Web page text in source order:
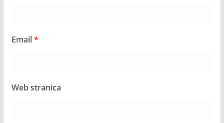
Email*
Web stranica